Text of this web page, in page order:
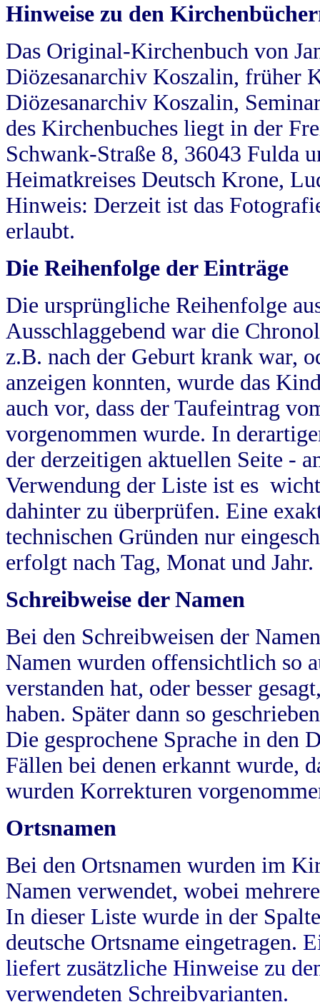
Hinweise zu den
Das Original-Kirchenbuch von
Diözesanarchiv Koszalin, früher
Diözesanarchiv Koszalin,
des Kirchenbuches liegt in der
Schwank-Straße 8, 36043 Fulda
Heimatkreises Deutsch Krone,
Hinweis: Derzeit ist das
erlaubt.
Die Reihenfolge der Einträge
Die ursprüngliche Reihenfolge
Ausschlaggebend war die
z.B. nach der Geburt krank war,
anzeigen konnten, wurde das
auch vor, dass der Taufeintrag
vorgenommen wurde. In
der derzeitigen aktuellen Seite -
Verwendung der Liste ist es
dahinter zu überprüfen. Eine
technischen Gründen nur
erfolgt nach Tag, Monat und Jahr.
Schreibweise der Namen
Bei den Schreibweisen der
Namen wurden offensichtlich so
verstanden hat, oder besser
haben. Später dann so
Die gesprochene Sprache in
Fällen bei denen erkannt wurde,
wurden Korrekturen
Ortsnamen
Bei den Ortsnamen wurden im
Namen verwendet, wobei
In dieser Liste wurde in der
deutsche Ortsname eingetragen.
liefert zusätzliche Hinweise zu
verwendeten Schreibvarianten.